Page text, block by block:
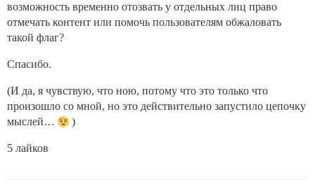
возможность временно отозвать у отдельных лиц право
отмечать контент или помочь пользователям обжаловать
такой флаг?
Спасибо.
(И да, я чувствую, что ною, потому что это только что
произошло со мной, но это действительно запустило цепочку
мыслей…
)
5 лайков